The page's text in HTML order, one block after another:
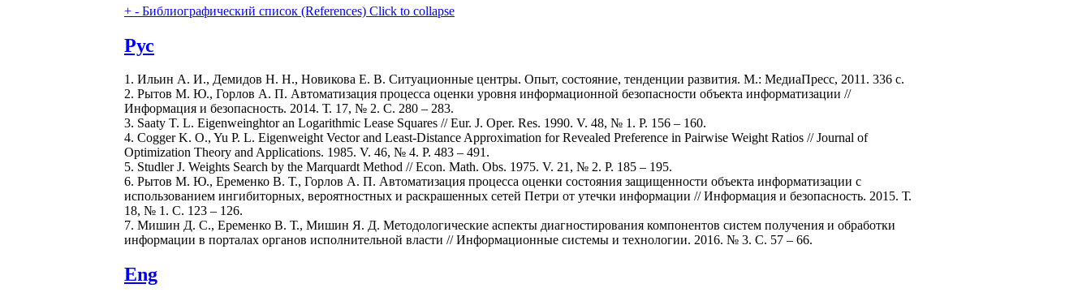
+ - Библиографический список (References) Click to collapse
Рус
1. Ильин А. И., Демидов Н. Н., Новикова Е. В. Ситуационные центры. Опыт, состояние, тенденции развития. М.: МедиаПресс, 2011. 336 с.
2. Рытов М. Ю., Горлов А. П. Автоматизация процесса оценки уровня информационной безопасности объекта информатизации //
Информация и безопасность. 2014. Т. 17, № 2. С. 280 – 283.
3. Saaty T. L. Eigenweinghtor an Logarithmic Lease Squares // Eur. J. Oper. Res. 1990. V. 48, № 1. Р. 156 – 160.
4. Cogger K. O., Yu P. L. Eigenweight Vector and Least-Distance Approximation for Revealed Preference in Pairwise Weight Ratios // Journal of
Optimization Theory and Applications. 1985. V. 46, № 4. Р. 483 – 491.
5. Studler J. Weights Search by the Marquardt Method // Econ. Math. Obs. 1975. V. 21, № 2. P. 185 – 195.
6. Рытов М. Ю., Еременко В. Т., Горлов А. П. Автоматизация процесса оценки состояния защищенности объекта информатизации с
использованием ингибиторных, вероятностных и раскрашенных сетей Петри от утечки информации // Информация и безопасность. 2015. Т.
18, № 1. С. 123 – 126.
7. Мишин Д. С., Еременко В. Т., Мишин Я. Д. Методологические аспекты диагностирования компонентов систем получения и обработки
информации в порталах органов исполнительной власти // Информационные системы и технологии. 2016. № 3. С. 57 – 66.
Eng